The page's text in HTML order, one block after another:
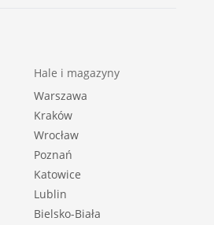
Hale i magazyny
Warszawa
Kraków
Wrocław
Poznań
Katowice
Lublin
Bielsko-Biała